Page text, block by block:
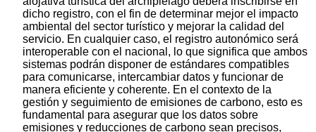
dicho registro, con el fin de determinar mejor el impacto
ambiental del sector turístico y mejorar la calidad del
servicio. En cualquier caso, el registro autonómico será
interoperable con el nacional, lo que significa que ambos
sistemas podrán disponer de estándares compatibles
para comunicarse, intercambiar datos y funcionar de
manera eficiente y coherente. En el contexto de la
gestión y seguimiento de emisiones de carbono, esto es
fundamental para asegurar que los datos sobre
emisiones y reducciones de carbono sean precisos,